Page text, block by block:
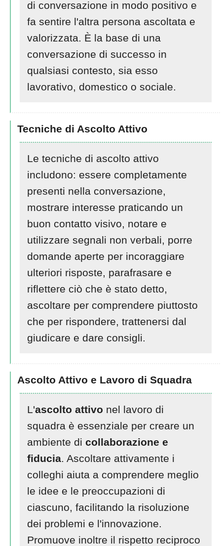
di conversazione in modo positivo e
fa sentire l'altra persona ascoltata e
valorizzata. È la base di una
conversazione di successo in
qualsiasi contesto, sia esso
lavorativo, domestico o sociale.
Tecniche di Ascolto Attivo
Le tecniche di ascolto attivo
includono: essere completamente
presenti nella conversazione,
mostrare interesse praticando un
buon contatto visivo, notare e
utilizzare segnali non verbali, porre
domande aperte per incoraggiare
ulteriori risposte, parafrasare e
riflettere ciò che è stato detto,
ascoltare per comprendere piuttosto
che per rispondere, trattenersi dal
giudicare e dare consigli.
Ascolto Attivo e Lavoro di Squadra
L'ascolto attivo nel lavoro di
squadra è essenziale per creare un
ambiente di collaborazione e
fiducia. Ascoltare attivamente i
colleghi aiuta a comprendere meglio
le idee e le preoccupazioni di
ciascuno, facilitando la risoluzione
dei problemi e l'innovazione.
Promuove inoltre il rispetto reciproco